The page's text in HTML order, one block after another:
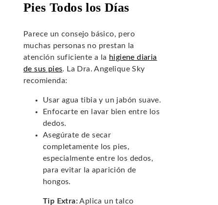
Pies Todos los Días
Parece un consejo básico, pero
muchas personas no prestan la
atención suficiente a la higiene diaria
de sus pies. La Dra. Angelique Sky
recomienda:
Usar agua tibia y un jabón suave.
Enfocarte en lavar bien entre los
dedos.
Asegúrate de secar
completamente los pies,
especialmente entre los dedos,
para evitar la aparición de
hongos.
Tip Extra:Aplica un talco